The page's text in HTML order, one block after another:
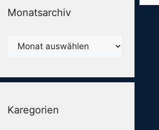
Monatsarchiv
Monatsarchiv
Karegorien